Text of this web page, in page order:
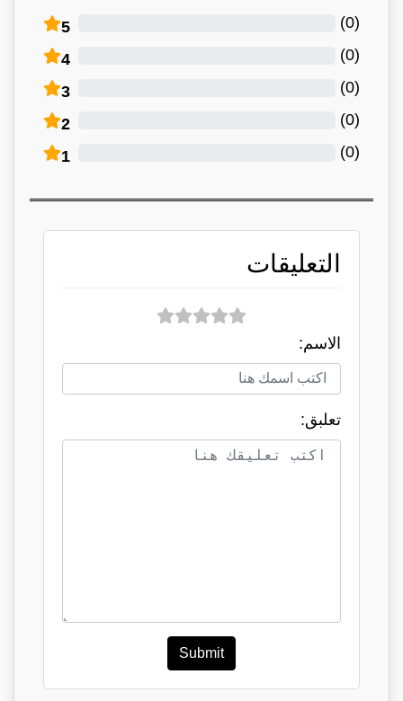
5 (
0
)
4 (
0
)
3 (
0
)
2 (
0
)
1 (
0
)
التعليقات
الاسم:
تعلبق:
Submit